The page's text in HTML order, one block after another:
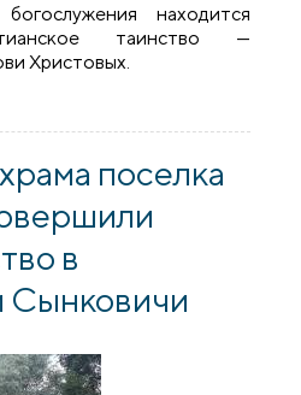
находится
таинство —
Христовых.
князя Александра
поселка
в